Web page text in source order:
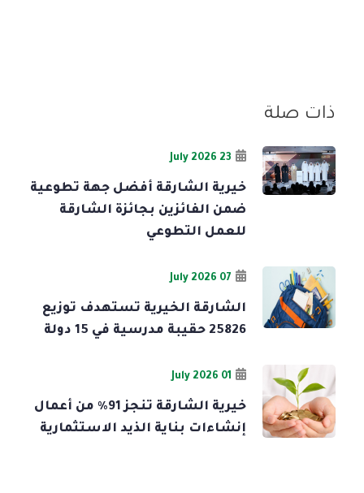
ذات صلة
23 July 2026
خيرية الشارقة أفضل جهة تطوعية
ضمن الفائزين بجائزة الشارقة
للعمل التطوعي
07 July 2026
الشارقة الخيرية تستهدف توزيع
25826 حقيبة مدرسية في 15 دولة
01 July 2026
خيرية الشارقة تنجز 91% من أعمال
إنشاءات بناية الذيد الاستثمارية